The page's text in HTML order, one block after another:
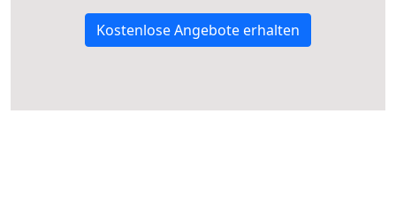
Kostenlose Angebote erhalten